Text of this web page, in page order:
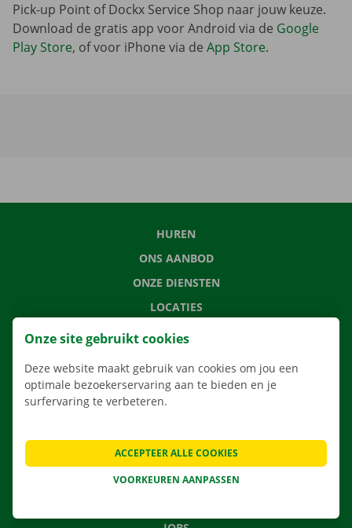
Pick-up Point of Dockx Service Shop naar jouw keuze.
Download de gratis app voor Android via de Google
Play Store, of voor iPhone via de App Store.
HUREN
ONS AANBOD
ONZE DIENSTEN
LOCATIES
APP
VEELGESTELDE VRAGEN
NIEUWS
Onze site gebruikt cookies
Deze website maakt gebruik van cookies om jou een
optimale bezoekerservaring aan te bieden en je
surfervaring te verbeteren.
VOORKEUREN AANPASSEN
ACCEPTEER ALLE COOKIES